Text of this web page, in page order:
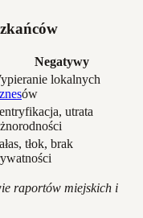
Negatywy
lokalnych
ów
utrata
tłok, brak
raportów miejskich i